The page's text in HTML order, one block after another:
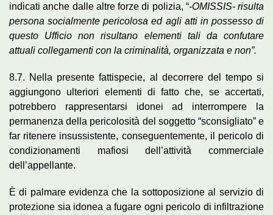
indicati anche dalle altre forze di polizia, “-OMISSIS- risulta
persona socialmente pericolosa ed agli atti in possesso di
questo Ufficio non risultano elementi tali da confutare
attuali collegamenti con la criminalità, organizzata e non”.
8.7. Nella presente fattispecie, al decorrere del tempo si
aggiungono ulteriori elementi di fatto che, se accertati,
potrebbero rappresentarsi idonei ad interrompere la
permanenza della pericolosità del soggetto “sconsigliato” e
far ritenere insussistente, conseguentemente, il pericolo di
condizionamenti mafiosi dell’attività commerciale
dell’appellante.
È di palmare evidenza che la sottoposizione al servizio di
protezione sia idonea a fugare ogni pericolo di infiltrazione